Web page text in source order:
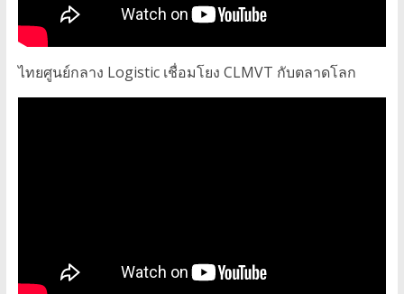
ไทยศูนย์กลาง Logistic เชื่อมโยง CLMVT กับตลาดโลก